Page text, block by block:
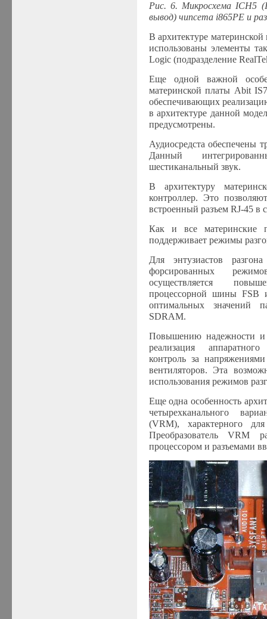
Рис. 6. Микросхема ICH5 (
вывод) чипсета i865PEи
В архитектуре
использованы элементы
Logic (подразделение
Еще одной важной
материнской платы Abit
обеспечивающих
в архитектуре данной
предусмотрены.
Аудиосредста обеспечены
Данный
шестиканальный звук.
В архитектуру
контроллер. Это
встроенный разъем RJ-45 в
Как и все
поддерживает режимы
Для энтузиастов
форсированных
осуществляется
процессорной шины
оптимальных значений
SDRAM.
Повышению надежности и
реализация
контроль за
вентиляторов. Эта
использования режимов
Еще одна особенность
четырехканального
(VRM), характерного
Преобразователь VRM
процессором и разъемами